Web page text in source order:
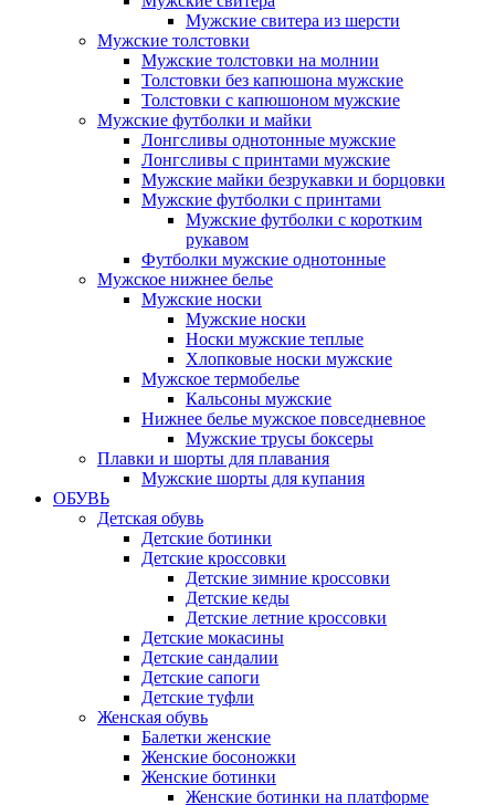
Мужские свитера из шерсти
Мужские толстовки
Мужские толстовки на молнии
Толстовки без капюшона мужские
Толстовки с капюшоном мужские
Мужские футболки и майки
Лонгсливы однотонные мужские
Лонгсливы с принтами мужские
Мужские майки безрукавки и борцовки
Мужские футболки с принтами
Мужские футболки с коротким
рукавом
Футболки мужские однотонные
Мужское нижнее белье
Мужские носки
Мужские носки
Носки мужские теплые
Хлопковые носки мужские
Мужское термобелье
Кальсоны мужские
Нижнее белье мужское повседневное
Мужские трусы боксеры
Плавки и шорты для плавания
Мужские шорты для купания
ОБУВЬ
Детская обувь
Детские ботинки
Детские кроссовки
Детские зимние кроссовки
Детские кеды
Детские летние кроссовки
Детские мокасины
Детские сандалии
Детские сапоги
Детские туфли
Женская обувь
Балетки женские
Женские босоножки
Женские ботинки
Женские ботинки на платформе